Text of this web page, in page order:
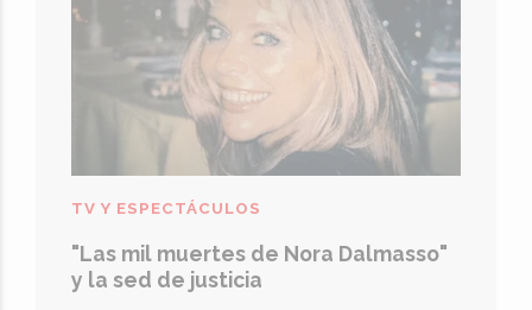
"Las mil muertes de Nora Dalmasso"
y la sed de justicia
TV Y ESPECTÁCULOS